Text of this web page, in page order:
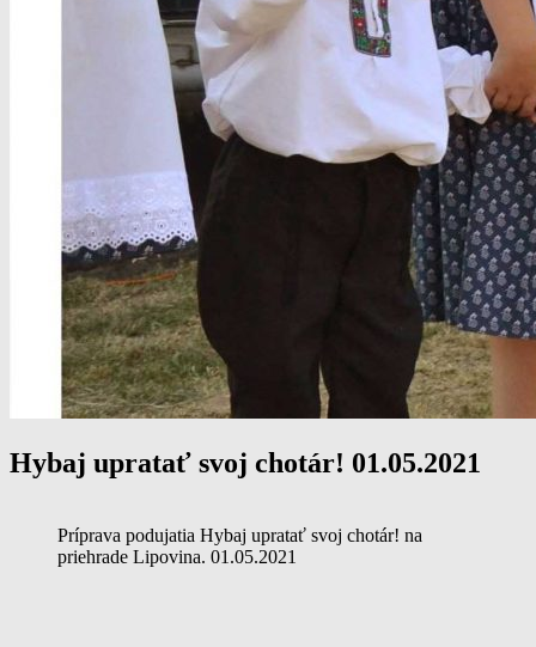
Hybaj upratať svoj chotár! 01.05.2021
Príprava podujatia Hybaj upratať svoj chotár! na
priehrade Lipovina. 01.05.2021